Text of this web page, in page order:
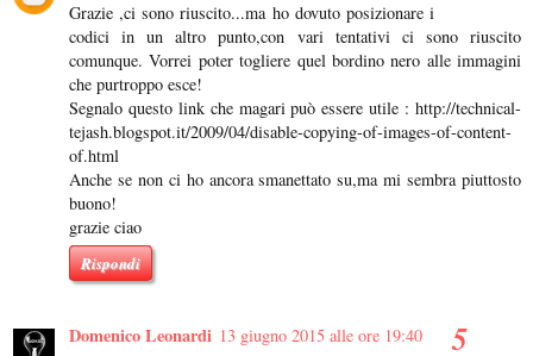
Grazie ,ci sono riuscito...ma ho dovuto posizionare i
codici in un altro punto,con vari tentativi ci sono riuscito
comunque. Vorrei poter togliere quel bordino nero alle immagini
che purtroppo esce!
Segnalo questo link che magari può essere utile : http://technical-
tejash.blogspot.it/2009/04/disable-copying-of-images-of-content-
of.html
Anche se non ci ho ancora smanettato su,ma mi sembra piuttosto
buono!
grazie ciao
Rispondi
Domenico Leonardi 13 giugno 2015 alle ore 19:40